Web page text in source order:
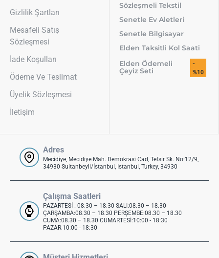
Gizlilik Şartları
Mesafeli Satış
Sözleşmesi
İade Koşulları
Ödeme Ve Teslimat
Üyelik Sözleşmesi
İletişim
Sözleşmeli Tekstil
Senetle Ev Aletleri
Senetle Bilgisayar
Elden Taksitli Kol Saati
Elden Ödemeli
Çeyiz Seti
-
%10
Adres
Mecidiye, Mecidiye Mah. Demokrasi Cad, Tefsir Sk. No:12/9,
34930 Sultanbeyli/İstanbul, Istanbul, Turkey, 34930
Çalışma Saatleri
PAZARTESİ : 08.30 – 18.30 SALI:08.30 – 18.30
ÇARŞAMBA:08.30 – 18.30 PERŞEMBE:08.30 – 18.30
CUMA:08.30 – 18.30 CUMARTESİ:10:00 - 18:30
PAZAR:10:00 - 18:30